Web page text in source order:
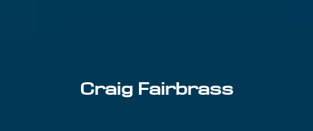
Craig Fairbrass